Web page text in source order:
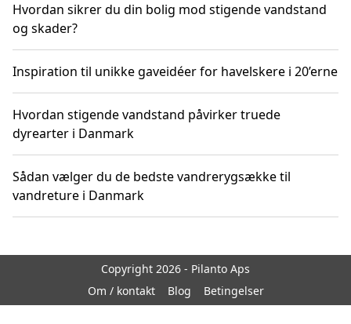
Hvordan sikrer du din bolig mod stigende vandstand
og skader?
Inspiration til unikke gaveidéer for havelskere i 20’erne
Hvordan stigende vandstand påvirker truede
dyrearter i Danmark
Sådan vælger du de bedste vandrerygsække til
vandreture i Danmark
Copyright 2026 - Pilanto Aps
Om / kontakt
Blog Betingelser